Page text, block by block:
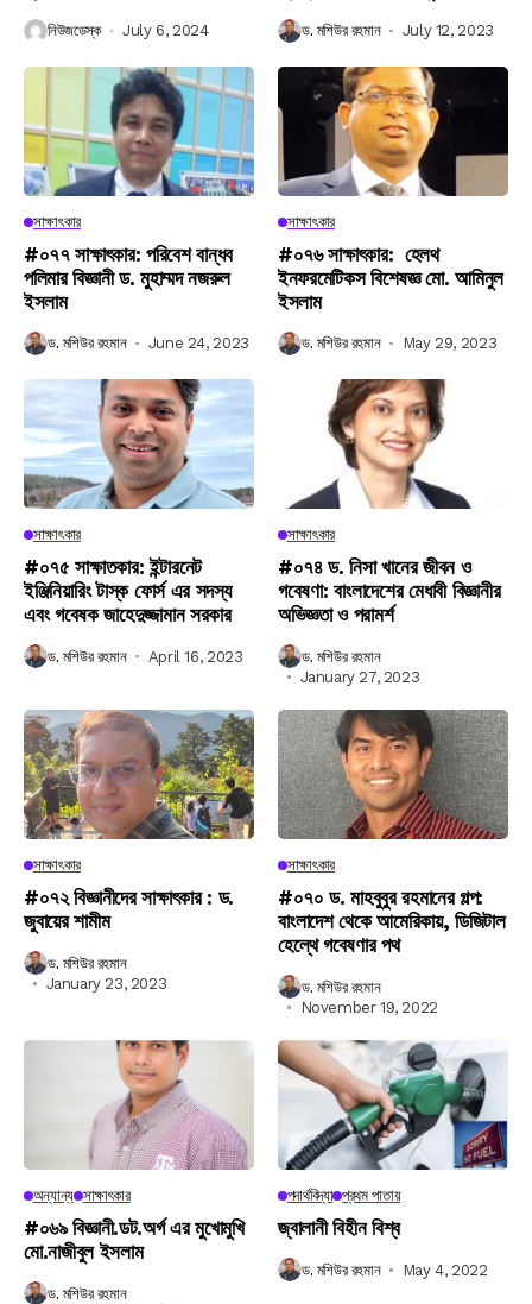
নিউজডেস্ক July 6, 2024 ড. মশিউর রহমান July 12, 2023
সাক্ষাৎকার
#০৭৭ সাক্ষাৎকার: পরিবেশ বান্ধব
পলিমার বিজ্ঞানী ড. মুহাম্মদ নজরুল
ইসলাম
ড. মশিউর রহমান June 24, 2023
সাক্ষাৎকার
#০৭৬ সাক্ষাৎকার: হেলথ
ইনফরমেটিকস বিশেষজ্ঞ মো. আমিনুল
ইসলাম
ড. মশিউর রহমান May 29, 2023
সাক্ষাৎকার
#০৭৫ সাক্ষাতকার: ইন্টারনেট
ইঞ্জিনিয়ারিং টাস্ক ফোর্স এর সদস্য
এবং গবেষক জাহেদুজ্জামান সরকার
ড. মশিউর রহমান April 16, 2023
সাক্ষাৎকার
#০৭৪ ড. নিসা খানের জীবন ও
গবেষণা: বাংলাদেশের মেধাবী বিজ্ঞানীর
অভিজ্ঞতা ও পরামর্শ
ড. মশিউর রহমান
January 27, 2023
সাক্ষাৎকার
#০৭২ বিজ্ঞানীদের সাক্ষাৎকার : ড.
জুবায়ের শামীম
ড. মশিউর রহমান
January 23, 2023
সাক্ষাৎকার
#০৭০ ড. মাহবুবুর রহমানের গল্প:
বাংলাদেশ থেকে আমেরিকায়, ডিজিটাল
হেল্থে গবেষণার পথ
ড. মশিউর রহমান
November 19, 2022
অন্যান্য সাক্ষাৎকার
#০৬৯ বিজ্ঞানী.ডট.অর্গ এর মুখোমুখি
মো.নাজীবুল ইসলাম
ড. মশিউর রহমান
পদার্থবিদ্যা প্রথম পাতায়
জ্বালানী বিহীন বিশ্ব
ড. মশিউর রহমান May 4, 2022